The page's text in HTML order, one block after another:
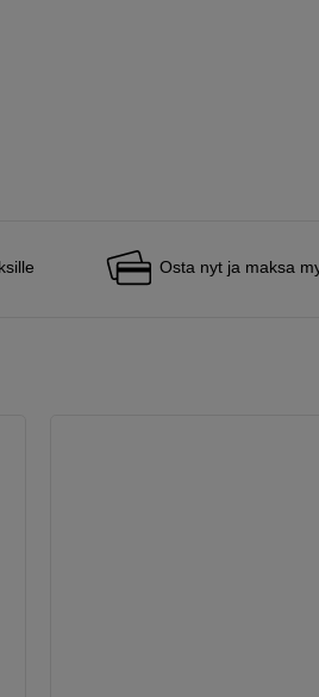
Osta nyt ja maksa